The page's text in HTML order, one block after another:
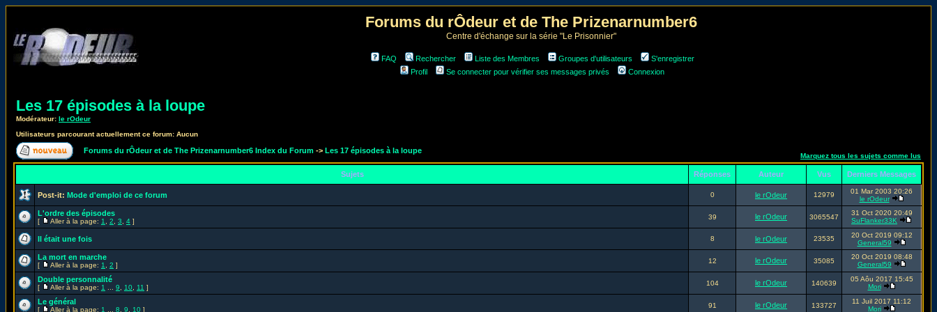
Forums du rÔdeur et de The Prizenarnumber6
Centre d'échange sur la série "Le Prisonnier"
FAQ Rechercher Liste des Membres Groupes d'utilisateurs
S'enregistrer
Profil
Se connecter pour vérifier ses messages privés Connexion
Les 17 épisodes à la loupe
Modérateur: le rOdeur
Utilisateurs parcourant actuellement ce forum: Aucun
Forums du rÔdeur et de The Prizenarnumber6 Index du Forum -> Les 17 épisodes à la loupe
Marquez tous les sujets comme lus
Sujets Réponses Auteur Vus Derniers Messages
Post-it: Mode d'emploi de ce forum 0 le rOdeur 12979
01 Mar 2003 20:26
le rOdeur
L'ordre des épisodes
[ Aller à la page: 1 2 3 4 ]
39 le rOdeur 3065547
31 Oct 2020 20:49
SuFlanker33K
Il était une fois 8 le rOdeur 23535
20 Oct 2019 09:12
General59
La mort en marche
[ Aller à la page: 1 2 ]
12 le rOdeur 35085
20 Oct 2019 08:48
General59
Double personnalité
[ Aller à la page: 1 9 10 11 ]
104 le rOdeur 140639
05 Aôu 2017 15:45
Mori
Le général
[ Aller à la page: 1 8 9 10 ]
91 le rOdeur 133727
11 Juil 2017 11:12
Mori